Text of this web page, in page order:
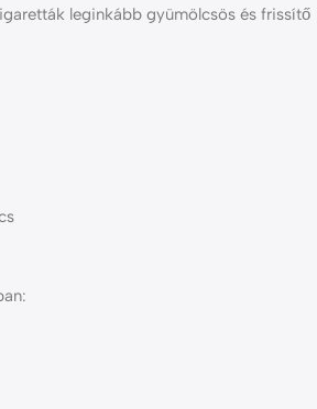
leginkább gyümölcsös és frissítő